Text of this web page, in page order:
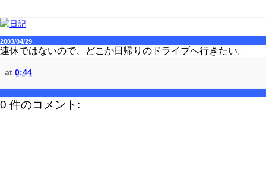
2003/04/29
連休ではないので、どこか日帰りのドライブへ行きたい。
at 0:44
0 件のコメント: